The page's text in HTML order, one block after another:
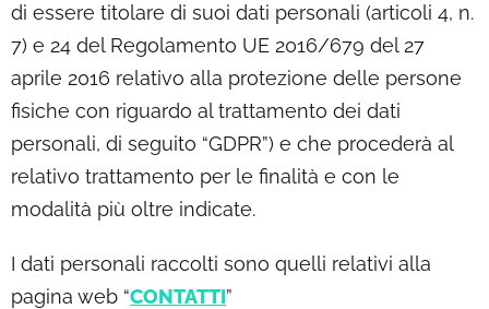
di essere titolare di suoi dati personali (articoli 4, n.
7) e 24 del Regolamento UE 2016/679 del 27
aprile 2016 relativo alla protezione delle persone
fisiche con riguardo al trattamento dei dati
personali, di seguito “GDPR”) e che procederà al
relativo trattamento per le finalità e con le
modalità più oltre indicate.
I dati personali raccolti sono quelli relativi alla
pagina web “CONTATTI”